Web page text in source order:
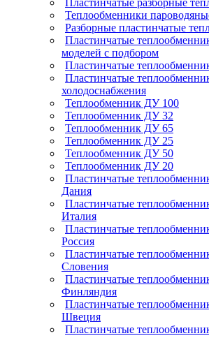
Пластинчатые разборные
Теплообменники
Разборные пластинчатые
Пластинчатые
моделей с подбором
Пластинчатые
Пластинчатые
холодоснабжения
Теплообменник ДУ 100
Теплообменник ДУ 32
Теплообменник ДУ 65
Теплообменник ДУ 25
Теплообменник ДУ 50
Теплообменник ДУ 20
Пластинчатые
Дания
Пластинчатые
Италия
Пластинчатые
Россия
Пластинчатые
Словения
Пластинчатые
Финляндия
Пластинчатые
Швеция
Пластинчатые